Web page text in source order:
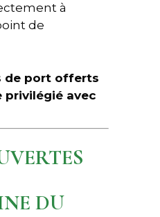
à
de
de port offerts
privilégié avec
DU